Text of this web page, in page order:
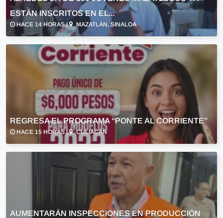
ESTÁN INSCRITOS EN EL...
HACE 14 HORAS | MAZATLÁN, SINALOA
REGRESA EL PROGRAMA “PONTE AL CORRIENTE”
HACE 15 HORAS | CULIACÁN
AUMENTARÁN INSPECCIONES EN PRODUCCIÓN